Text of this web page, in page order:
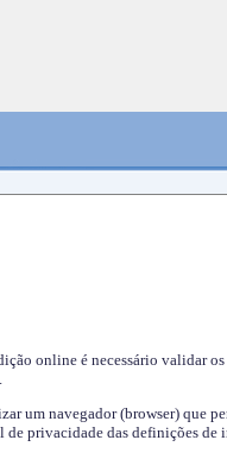
online é necessário validar
um navegador (browser) que
privacidade das definições de